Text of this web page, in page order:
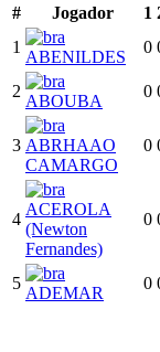
#
Jogador 1
1
ABENILDES
0
2
ABOUBA
0
3 ABRHAAO
CAMARGO
0
4
ACEROLA
(Newton
Fernandes)
0
5
ADEMAR
0